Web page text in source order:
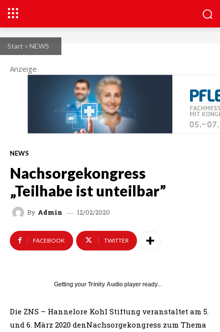
Start NEWS
Anzeige
NEWS
Nachsorgekongress
„Teilhabe ist unteilbar”
By Admin 12/02/2020
FACEBOOK TWITTER
Getting your Trinity Audio player ready...
Die ZNS – Hannelore Kohl Stiftung veranstaltet am 5.
und 6. März 2020 denNachsorgekongress zum Thema